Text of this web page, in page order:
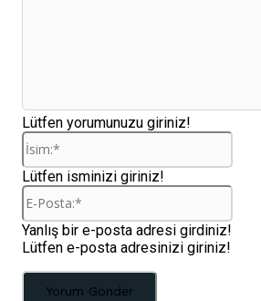
Lütfen yorumunuzu giriniz!
İsim:*
Lütfen isminizi giriniz!
E-
Yanlış bir e-posta adresi girdiniz!
Lütfen e-posta adresinizi giriniz!